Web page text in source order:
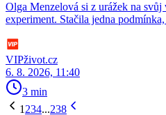
Olga Menzelová si z urážek na
experiment. Stačila jedna
VIPživot.cz
6. 8. 2026, 11:40
3 min
1 234...238